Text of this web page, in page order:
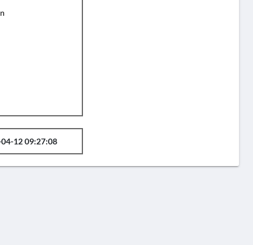
12 09:27:08